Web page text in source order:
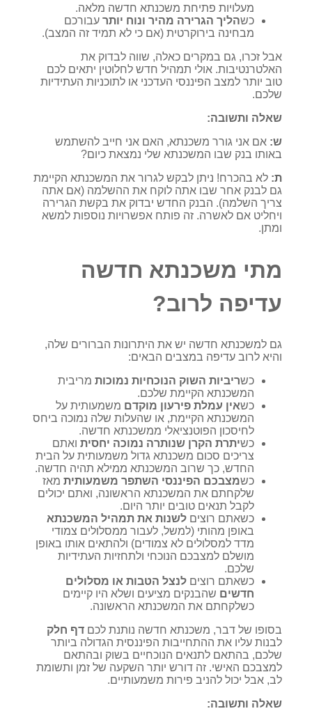
מעלויות פתיחת משכנתא חדשה מלאה.
כשהליך הגרירה מהיר ונוח יותר עבורכם
מבחינה בירוקרטית (אם כי לא תמיד זה המצב).
אבל זכרו, גם במקרים כאלה, שווה לבדוק את
האלטרנטיבות. אולי תמהיל חדש לחלוטין יתאים לכם
טוב יותר למצב הפיננסי העדכני או לתוכניות העתידיות
שלכם.
שאלה ותשובה:
ש: אם אני גורר משכנתא, האם אני חייב להשתמש
באותו בנק שבו המשכנתא שלי נמצאת כיום?
ת: לא בהכרח! ניתן לבקש לגרור את המשכנתא הקיימת
גם לבנק אחר שבו אתה לוקח את ההשלמה (אם אתה
צריך השלמה). הבנק החדש יבדוק את בקשת הגרירה
ויחליט אם לאשרה. זה פותח אפשרויות נוספות למשא
ומתן.
מתי משכנתא חדשה
עדיפה לרוב?
גם למשכנתא חדשה יש את היתרונות הברורים שלה,
והיא לרוב עדיפה במצבים הבאים:
כשריביות השוק הנוכחיות נמוכות מריבית
המשכנתא הקיימת שלכם.
כשאין עמלת פירעון מוקדם משמעותית על
המשכנתא הקיימת, או שהעלות שלה נמוכה ביחס
לחיסכון הפוטנציאלי ממשכנתא חדשה.
כשיתרת הקרן שנותרה נמוכה יחסית ואתם
צריכים סכום משכנתא גדול משמעותית על הבית
החדש, כך שרוב המשכנתא ממילא תהיה חדשה.
כשמצבכם הפיננסי השתפר משמעותית מאז
שלקחתם את המשכנתא הראשונה, ואתם יכולים
לקבל תנאים טובים יותר היום.
כשאתם רוצים לשנות את תמהיל המשכנתא
באופן מהותי (למשל, לעבור ממסלולים צמודי
מדד למסלולים לא צמודים) ולהתאים אותו באופן
מושלם למצבכם הנוכחי ולתחזיות העתידיות
שלכם.
כשאתם רוצים לנצל הטבות או מסלולים
חדשים שהבנקים מציעים ושלא היו קיימים
כשלקחתם את המשכנתא הראשונה.
בסופו של דבר, משכנתא חדשה נותנת לכם דף חלק
לבנות עליו את ההתחייבות הפיננסית הגדולה ביותר
שלכם, בהתאם לתנאים הנוכחיים בשוק ובהתאם
למצבכם האישי. זה דורש יותר השקעה של זמן ותשומת
לב, אבל יכול להניב פירות משמעותיים.
שאלה ותשובה: